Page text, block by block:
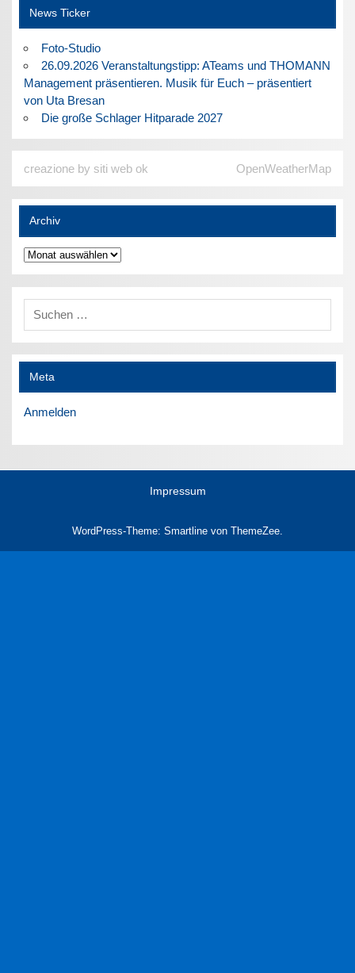
News Ticker
Foto-Studio
26.09.2026 Veranstaltungstipp: ATeams und THOMANN
Management präsentieren. Musik für Euch – präsentiert
von Uta Bresan
Die große Schlager Hitparade 2027
creazione by siti web ok OpenWeatherMap
Archiv
Archiv
Meta
Anmelden
Impressum
WordPress-Theme: Smartline von ThemeZee.